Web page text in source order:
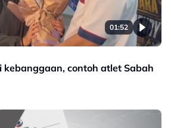
01:52
kebanggaan, contoh atlet Sabah